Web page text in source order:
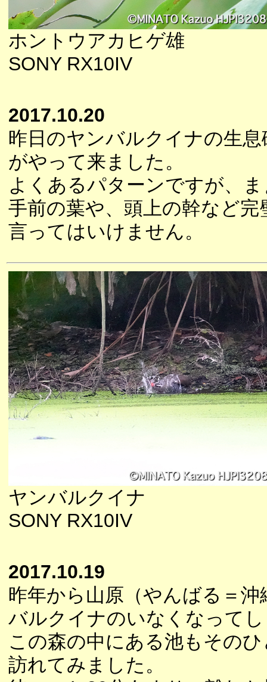
ホントウアカヒゲ雄
SONY RX10IV
2017.10.20
昨日のヤンバルクイナの生
がやって来ました。
よくあるパターンですが、
手前の葉や、頭上の幹など
言ってはいけません。
ヤンバルクイナ
SONY RX10IV
2017.10.19
昨年から山原（やんばる＝
バルクイナのいなくなって
この森の中にある池もその
訪れてみました。